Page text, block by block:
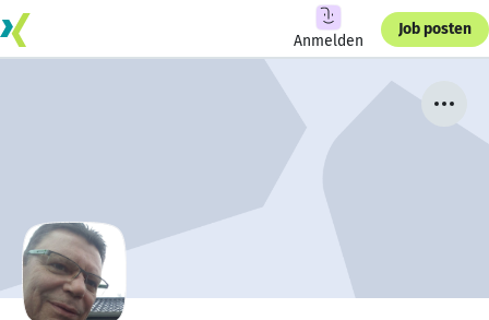
Anmelden
Job posten